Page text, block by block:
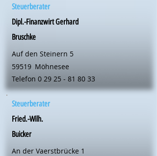
Steuerberater
Dipl.-Finanzwirt Gerhard
Bruschke
Auf den Steinern 5
59519 Möhnesee
Telefon 0 29 25 - 81 80 33
Steuerberater
Fried.-Wilh.
Buicker
An der Vaerstbrücke 1